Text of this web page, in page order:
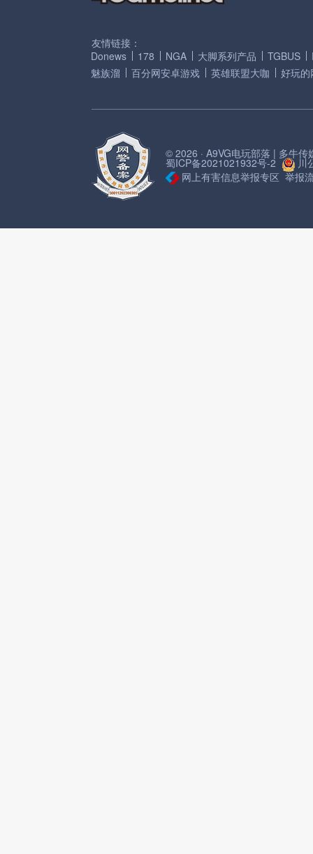
友情链接：
Donews
178 NGA 大脚系列产品 TGBUS
魅族溜
百分网安卓游戏 英雄联盟大咖 好玩的
© 2026 · A9VG电玩部落 | 多牛传
蜀ICP备2021021932号-2
川
网上有害信息举报专区 举报